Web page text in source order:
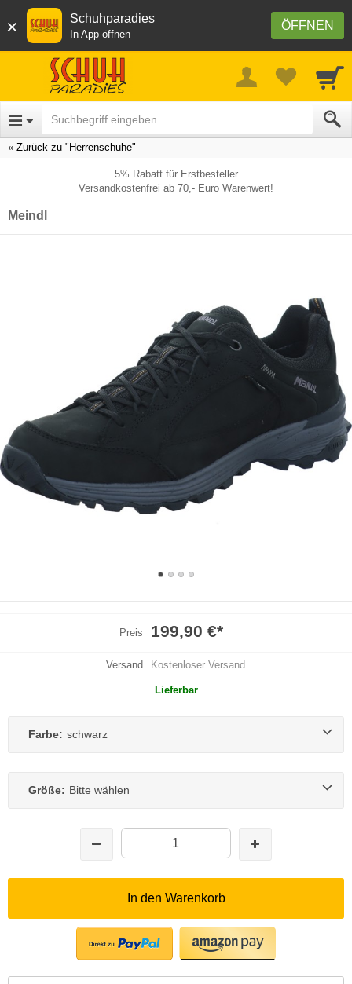
× ÖFFNEN
Schuhparadies
In App öffnen
Zurück zu "Herrenschuhe"
5% Rabatt für Erstbesteller
Versandkostenfrei ab 70,- Euro Warenwert!
Meindl
Preis 199,90 €*
Versand Kostenloser Versand
Lieferbar
Farbe: schwarz
Größe: Bitte wählen
In den Warenkorb